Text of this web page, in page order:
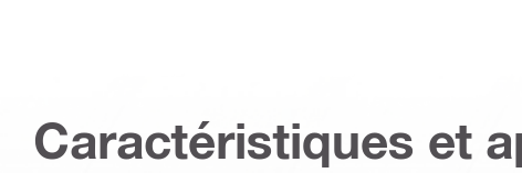
Caractéristiques et